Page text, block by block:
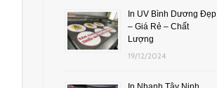
In UV Bình Dương Đẹp
– Giá Rẻ – Chất
Lượng
19/12/2024